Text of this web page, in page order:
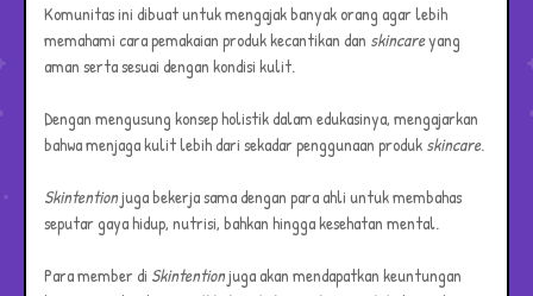
Komunitas ini dibuat untuk mengajak banyak orang agar lebih
memahami cara pemakaian produk kecantikan dan skincareyang
aman serta sesuai dengan kondisi kulit.
Dengan mengusung konsep holistik dalam edukasinya, mengajarkan
bahwa menjaga kulit lebih dari sekadar penggunaan produkskincare.
Skintentionjuga bekerja sama dengan para ahli untuk membahas
seputar gaya hidup, nutrisi, bahkan hingga kesehatan mental.
Para member di Skintentionjuga akan mendapatkan keuntungan